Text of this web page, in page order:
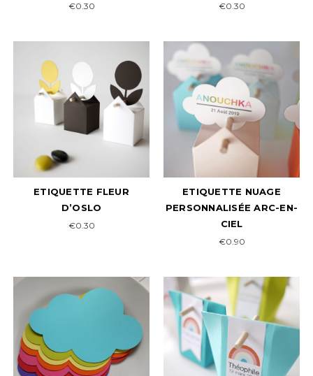
€0.30 €0.30
ETIQUETTE FLEUR
D’OSLO
€0.30
ETIQUETTE NUAGE
PERSONNALISÉE ARC-EN-
CIEL
€0.90